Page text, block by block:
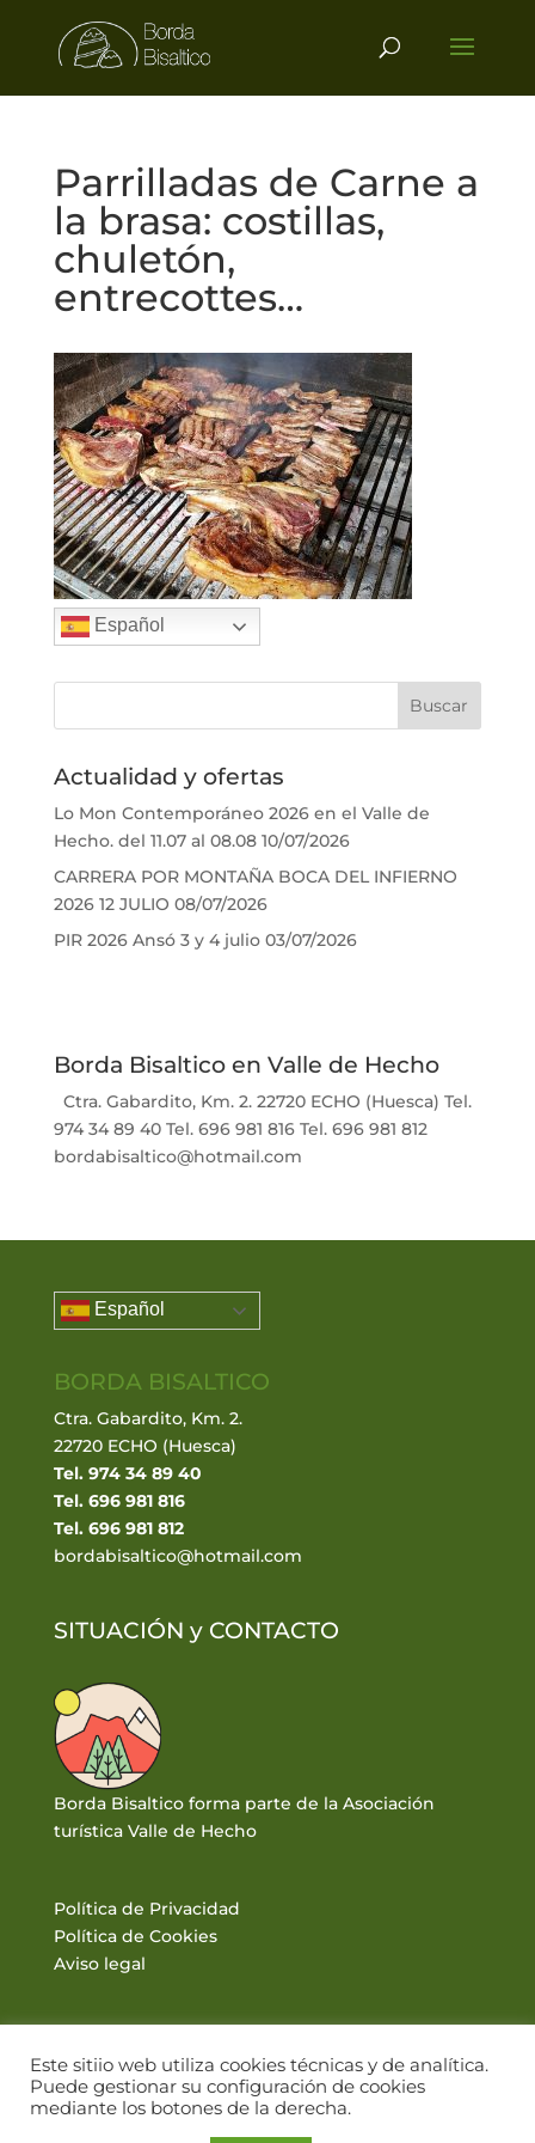
Parrilladas de Carne a
la brasa: costillas,
chuletón,
entrecottes…
Español
Actualidad y ofertas
Lo Mon Contemporáneo 2026 en el Valle de
Hecho. del 11.07 al 08.08 10/07/2026
CARRERA POR MONTAÑA BOCA DEL INFIERNO
2026 12 JULIO 08/07/2026
PIR 2026 Ansó 3 y 4 julio 03/07/2026
Borda Bisaltico en Valle de Hecho
Ctra. Gabardito, Km. 2. 22720 ECHO (Huesca) Tel.
974 34 89 40 Tel. 696 981 816 Tel. 696 981 812
bordabisaltico@hotmail.com
Español
BORDA BISALTICO
Ctra. Gabardito, Km. 2.
22720 ECHO (Huesca)
Tel. 974 34 89 40
Tel. 696 981 816
Tel. 696 981 812
bordabisaltico@hotmail.com
SITUACIÓN y CONTACTO
Borda Bisaltico forma parte de la Asociación
turística Valle de Hecho
Política de Privacidad
Política de Cookies
Aviso legal
Este sitiio web utiliza cookies técnicas y de analítica.
Puede gestionar su configuración de cookies
mediante los botones de la derecha.